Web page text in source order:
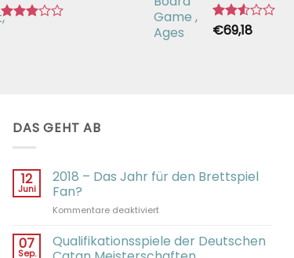
Bewertet
€69,18
DAS GEHT AB
12
Juni
2018 – Das Jahr für den Brettspiel
Fan?
Kommentare deaktiviertfür
–
Das
07
Sep.
Qualifikationsspiele der Deutschen